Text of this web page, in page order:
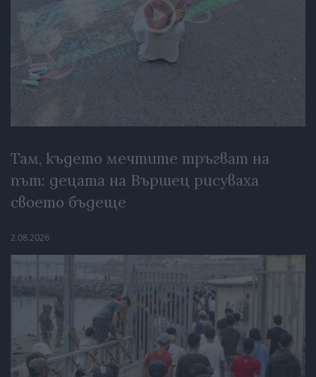
Там, където мечтите тръгват на
път: децата на Вършец рисуваха
своето бъдеще
2.08.2026